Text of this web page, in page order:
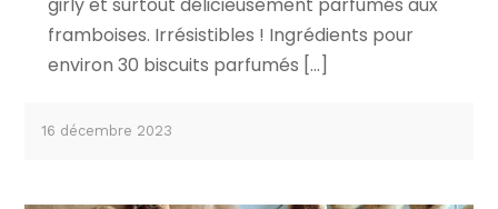
framboises. Irrésistibles ! Ingrédients pour
environ 30 biscuits parfumés […]
16 décembre 2023